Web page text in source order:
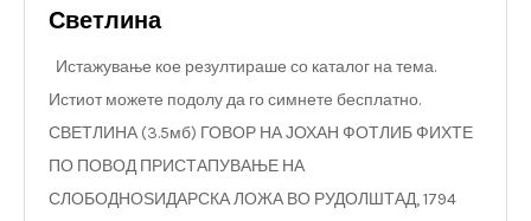
Светлина
Истажување кое резултираше со каталог на тема.
Истиот можете подолу да го симнете бесплатно.
СВЕТЛИНА (3.5мб) ГОВОР НА ЈОХАН ФОТЛИБ ФИХТЕ
ПО ПОВОД ПРИСТАПУВАЊЕ НА
СЛОБОДНОЅИДАРСКА ЛОЖА ВО РУДОЛШТАД, 1794